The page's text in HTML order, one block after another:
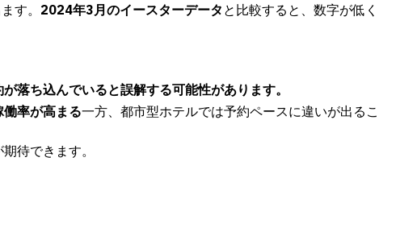
す。 2024年3月のイースターデータ と比較すると、数字が低く
が落ち込んでいると誤解する可能性があります。
率が高まる一方、都市型ホテルでは予約ペースに違いが出るこ
待できます。